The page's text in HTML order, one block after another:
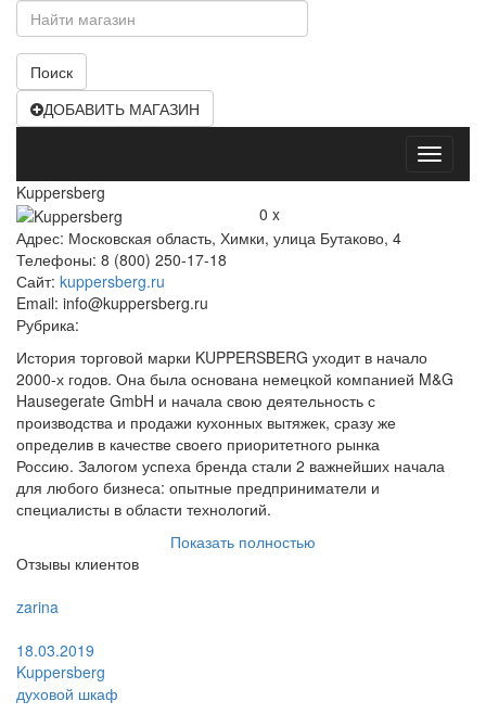
Поиск
ДОБАВИТЬ МАГАЗИН
Открыть
меню
Kuppersberg
0 x
Адрес: Московская область, Химки, улица Бутаково, 4
Телефоны: 8 (800) 250-17-18
Сайт: kuppersberg.ru
Email: info@kuppersberg.ru
Рубрика:
История торговой марки KUPPERSBERG уходит в начало
2000-х годов. Она была основана немецкой компанией M&G
Hausegerate GmbH и начала свою деятельность с
производства и продажи кухонных вытяжек, сразу же
определив в качестве своего приоритетного рынка
Россию. Залогом успеха бренда стали 2 важнейших начала
для любого бизнеса: опытные предприниматели и
специалисты в области технологий.
Показать полностью
Отзывы клиентов
zarina
18.03.2019
Kuppersberg
духовой шкаф